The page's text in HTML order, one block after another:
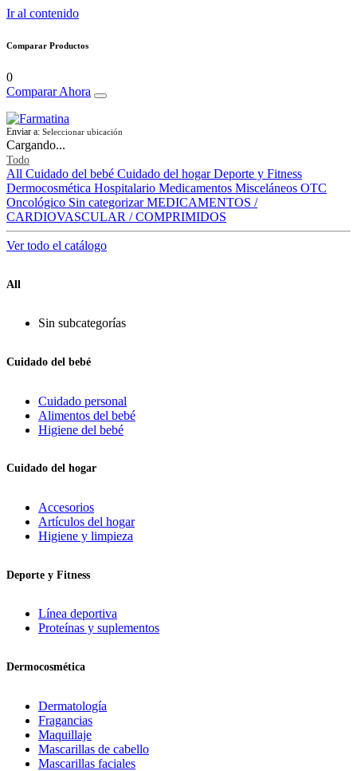
Ir al contenido
Comparar Productos
0
Comparar Ahora
Enviar a: Seleccionar ubicación
Cargando...
Todo
All Cuidado del bebé Cuidado del hogar Deporte y Fitness
Dermocosmética Hospitalario Medicamentos Misceláneos OTC
Oncológico Sin categorizar MEDICAMENTOS /
CARDIOVASCULAR / COMPRIMIDOS
Ver todo el catálogo
All
Sin subcategorías
Cuidado del bebé
Cuidado personal
Alimentos del bebé
Higiene del bebé
Cuidado del hogar
Accesorios
Artículos del hogar
Higiene y limpieza
Deporte y Fitness
Línea deportiva
Proteínas y suplementos
Dermocosmética
Dermatología
Fragancias
Maquillaje
Mascarillas de cabello
Mascarillas faciales